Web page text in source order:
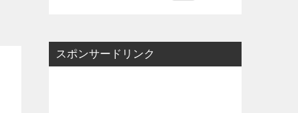
スポンサードリンク